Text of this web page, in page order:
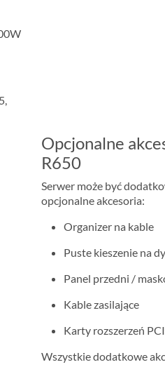
Opcjonalne
R650
Serwer może być
opcjonalne akcesoria:
Organizer na kable
Puste kieszenie na
Panel przedni /
Kable zasilające
Karty rozszerzeń
Wszystkie dodatkowe